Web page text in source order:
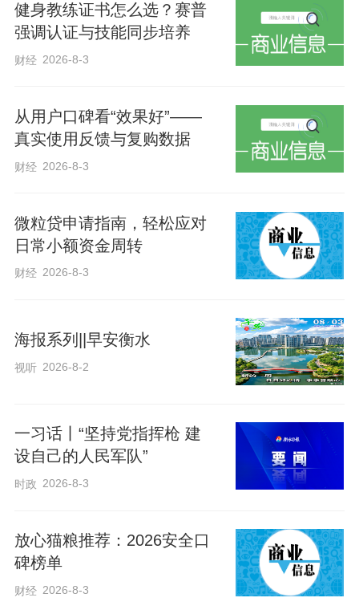
“做好长城保护，实际上是一种对文化的守
专家董耀会说。保护长城，守护中国文化
的根脉，是董耀会40年来一直在做的事。
这些年，他参与筹备成立了中国长城学
立长城保护基金委员会，主持国家文旅部
长城国家文化公园建设《长城文旅融合发
展专项规划》的编制。“长城事业已融入了
2022年6月30日，全国首家长城文化保护
仅是一个审判机构，更开创性地探索着“司
法+保护”的创新模式。
健身教练证书怎么选？赛普
强调认证与技能同步培养
财经 2026-8-3
从用户口碑看“效果好”——
真实使用反馈与复购数据
财经 2026-8-3
微粒贷申请指南，轻松应对
日常小额资金周转
财经 2026-8-3
海报系列||早安衡水
视听 2026-8-2
一习话丨“坚持党指挥枪 建
设自己的人民军队”
时政 2026-8-3
放心猫粮推荐：2026安全口
碑榜单
财经 2026-8-3